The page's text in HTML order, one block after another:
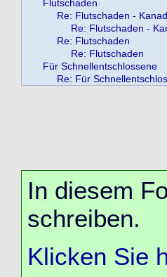
Flutschaden
Re: Flutschaden -
Re: Flutschaden -
Re: Flutschaden
Re: Flutschaden
Für Schnellentschlossene
Re: Für
In diesem
schreiben.
Klicken Sie